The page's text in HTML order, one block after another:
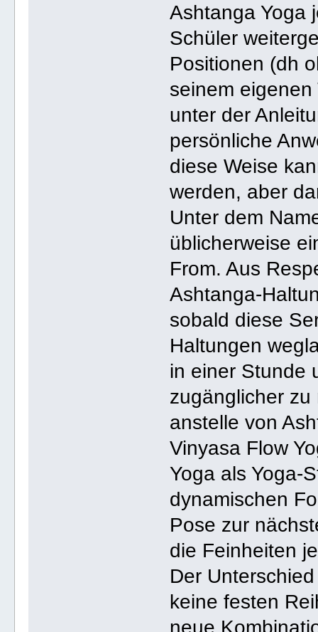
Ashtanga Yoga
Schüler
Positionen (dh
seinem
unter der
persönliche
diese Weise
werden, aber
Unter dem
üblicherweise
From. Aus
Ashtanga-
sobald diese
Haltungen
in einer Stunde
zugänglicher zu
anstelle von
Vinyasa Flow
Yoga als Yoga-
dynamischen
Pose zur
die Feinheiten
Der
keine festen
neue